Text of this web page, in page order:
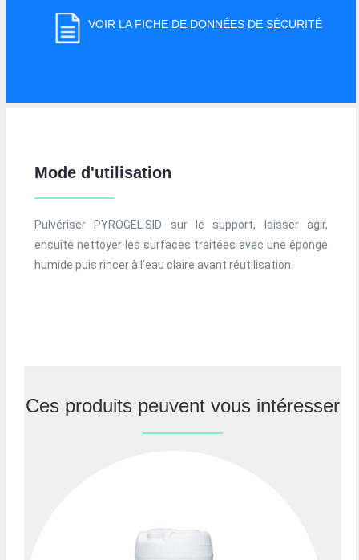
VOIR LA FICHE DE DONNÉES DE SÉCURITÉ
Mode d'utilisation
Pulvériser PYROGEL.SID sur le support, laisser agir,
ensuite nettoyer les surfaces traitées avec une éponge
humide puis rincer à l’eau claire avant réutilisation.
Ces produits peuvent vous intéresser